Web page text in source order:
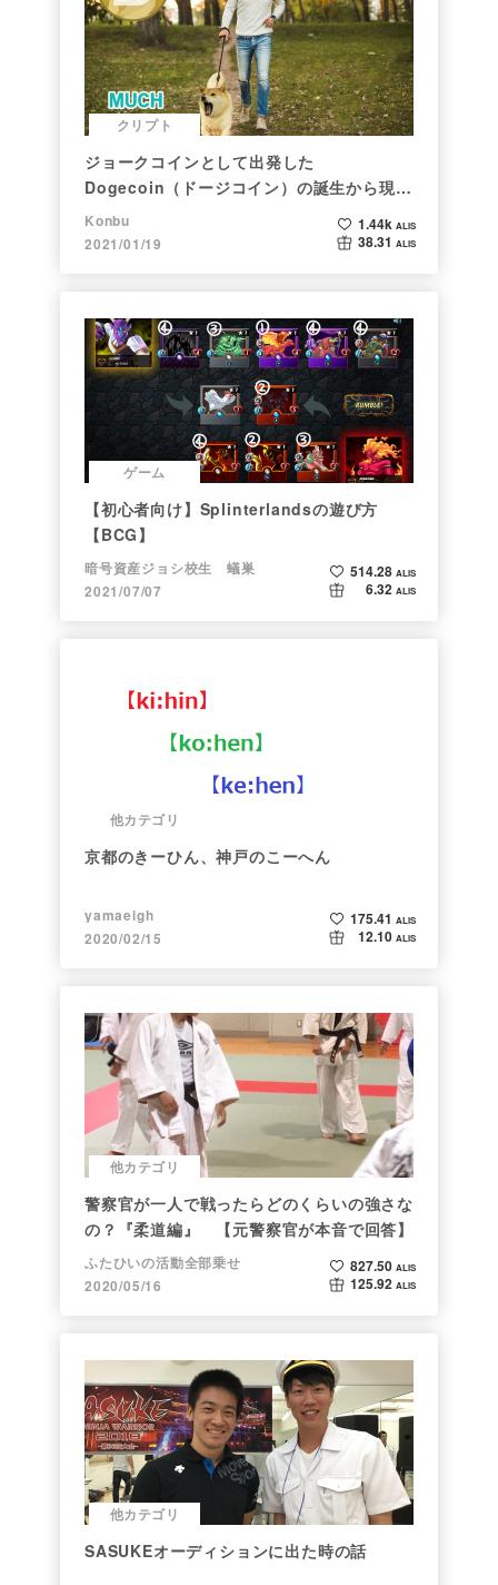
クリプト
ジョークコインとして出発した
Dogecoin（ドージコイン）の誕生から現在
まで。注目される非証券性🐶
Konbu
2021/01/19
1.44k ALIS
38.31 ALIS
ゲーム
【初心者向け】Splinterlandsの遊び方
【BCG】
暗号資産ジョシ校生 蟻巣
2021/07/07
514.28 ALIS
6.32 ALIS
他カテゴリ
京都のきーひん、神戸のこーへん
yamaeigh
2020/02/15
175.41 ALIS
12.10 ALIS
他カテゴリ
警察官が一人で戦ったらどのくらいの強さな
の？『柔道編』 【元警察官が本音で回答】
ふたひいの活動全部乗せ
2020/05/16
827.50 ALIS
125.92 ALIS
他カテゴリ
SASUKEオーディションに出た時の話